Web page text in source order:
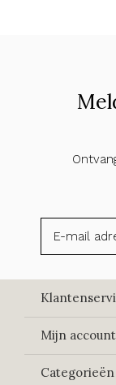
Mijn account
Categorieën